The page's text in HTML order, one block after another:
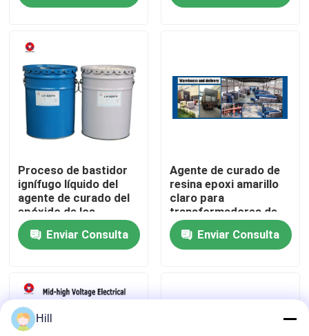
Espectáculo VR
Sobre nosotros
Control de calidad
Contacta con nosotros
Blog
Solicitar una cita
Proceso de bastidor
ignífugo líquido del
agente de curado del
epóxido de los
aisladores eléctricos
Enviar Consulta
Agente de curado de
resina epoxi amarillo
claro para
transformadores de
tipo seco
Enviar Consulta
Hill